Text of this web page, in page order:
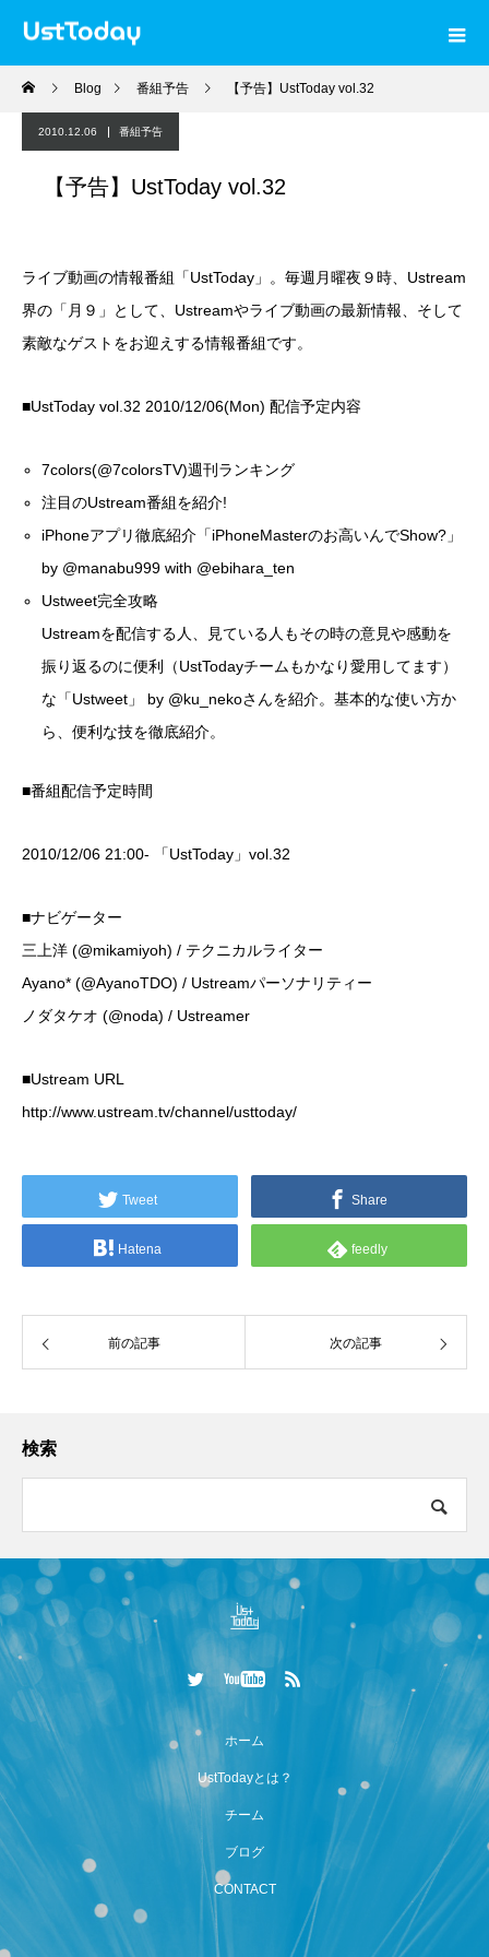
Blog 番組予告 【予告】UstToday vol.32
2010.12.06 番組予告
【予告】UstToday vol.32
ライブ動画の情報番組「UstToday」。毎週月曜夜９時、Ustream
界の「月９」として、Ustreamやライブ動画の最新情報、そして
素敵なゲストをお迎えする情報番組です。
■UstToday vol.32 2010/12/06(Mon) 配信予定内容
7colors(@7colorsTV)週刊ランキング
注目のUstream番組を紹介!
iPhoneアプリ徹底紹介「iPhoneMasterのお高いんでShow?」
by @manabu999 with @ebihara_ten
Ustweet完全攻略
Ustreamを配信する人、見ている人もその時の意見や感動を
振り返るのに便利（UstTodayチームもかなり愛用してます）
な「Ustweet 」 by @ku_nekoさんを紹介。基本的な使い方か
ら、便利な技を徹底紹介。
■番組配信予定時間
2010/12/06 21:00- 「UstToday」vol.32
■ナビゲーター
三上洋 (@mikamiyoh) / テクニカルライター
Ayano* (@AyanoTDO) / Ustreamパーソナリティー
ノダタケオ (@noda) / Ustreamer
■Ustream URL
http://www.ustream.tv/channel/usttoday/
Tweet Share
Hatena feedly
前の記事 次の記事
検索
ホーム
UstTodayとは？
チーム
ブログ
CONTACT